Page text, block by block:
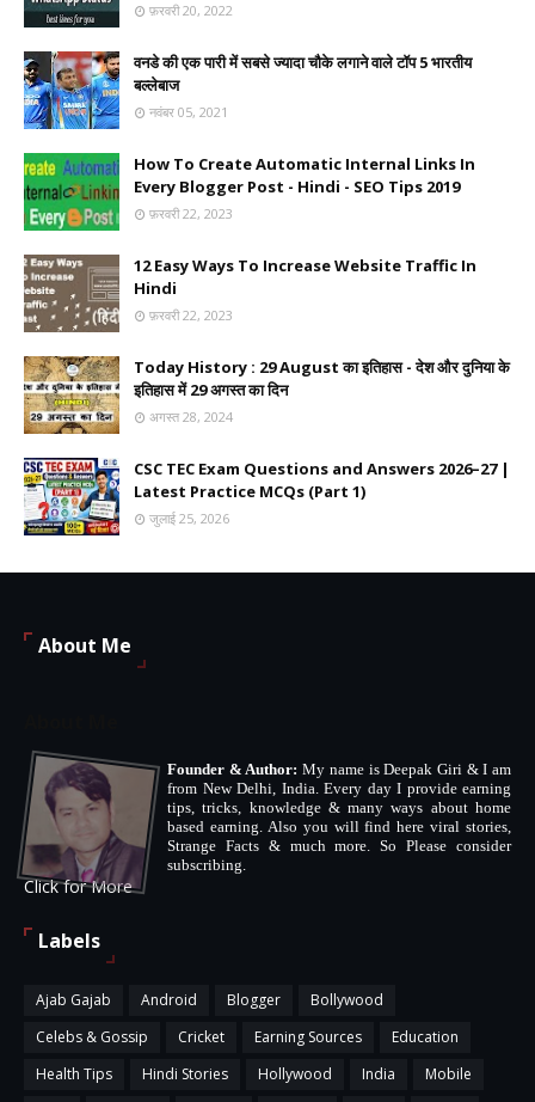
फ़रवरी 20, 2022
वनडे की एक पारी में सबसे ज्यादा चौके लगाने वाले टॉप 5 भारतीय
बल्लेबाज
नवंबर 05, 2021
How To Create Automatic Internal Links In
Every Blogger Post - Hindi - SEO Tips 2019
फ़रवरी 22, 2023
12 Easy Ways To Increase Website Traffic In
Hindi
फ़रवरी 22, 2023
Today History : 29 August का इतिहास - देश और दुनिया के
इतिहास में 29 अगस्त का दिन
अगस्त 28, 2024
CSC TEC Exam Questions and Answers 2026–27 |
Latest Practice MCQs (Part 1)
जुलाई 25, 2026
About Me
Founder & Author: My name is Deepak Giri & I am
from New Delhi, India. Every day I provide earning
tips, tricks, knowledge & many ways about home
based earning. Also you will find here viral stories,
Strange Facts & much more. So Please consider
subscribing.
Click for More
Labels
Ajab Gajab Android Blogger
Bollywood
Celebs & Gossip
Cricket Earning Sources
Education
Health Tips
Hindi Stories Hollywood India
Mobile